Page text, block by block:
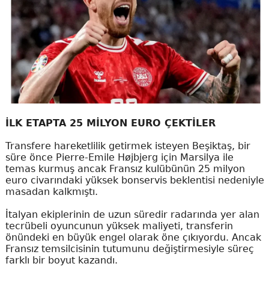
İLK ETAPTA 25 MİLYON EURO ÇEKTİLER
Transfere hareketlilik getirmek isteyen Beşiktaş, bir
süre önce Pierre-Emile Højbjerg için Marsilya ile
temas kurmuş ancak Fransız kulübünün 25 milyon
euro civarındaki yüksek bonservis beklentisi nedeniyle
masadan kalkmıştı.
İtalyan ekiplerinin de uzun süredir radarında yer alan
tecrübeli oyuncunun yüksek maliyeti, transferin
önündeki en büyük engel olarak öne çıkıyordu. Ancak
Fransız temsilcisinin tutumunu değiştirmesiyle süreç
farklı bir boyut kazandı.